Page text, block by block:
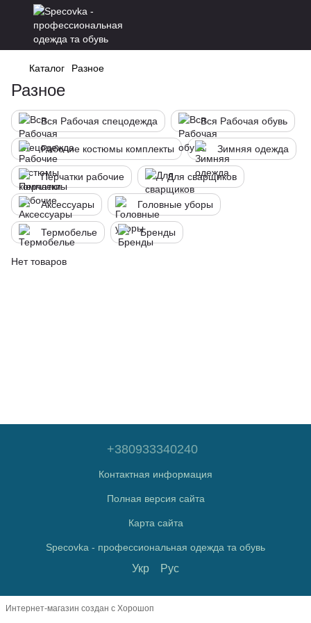
Каталог Разное
Разное
Вся Рабочая спецодежда Вся Рабочая обувь
Рабочие костюмы комплекты Зимняя одежда
Перчатки рабочие Для сварщиков
Аксессуары Головные уборы
Термобелье Бренды
Нет товаров
+380933340240
Контактная информация
Полная версия сайта
Карта сайта
Specovka - профессиональная одежда та обувь
Укр Рус
Интернет-магазин создан с Хорошоп